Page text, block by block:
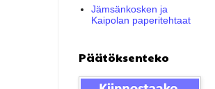
Jämsänkosken ja
Kaipolan paperitehtaat
Päätöksenteko